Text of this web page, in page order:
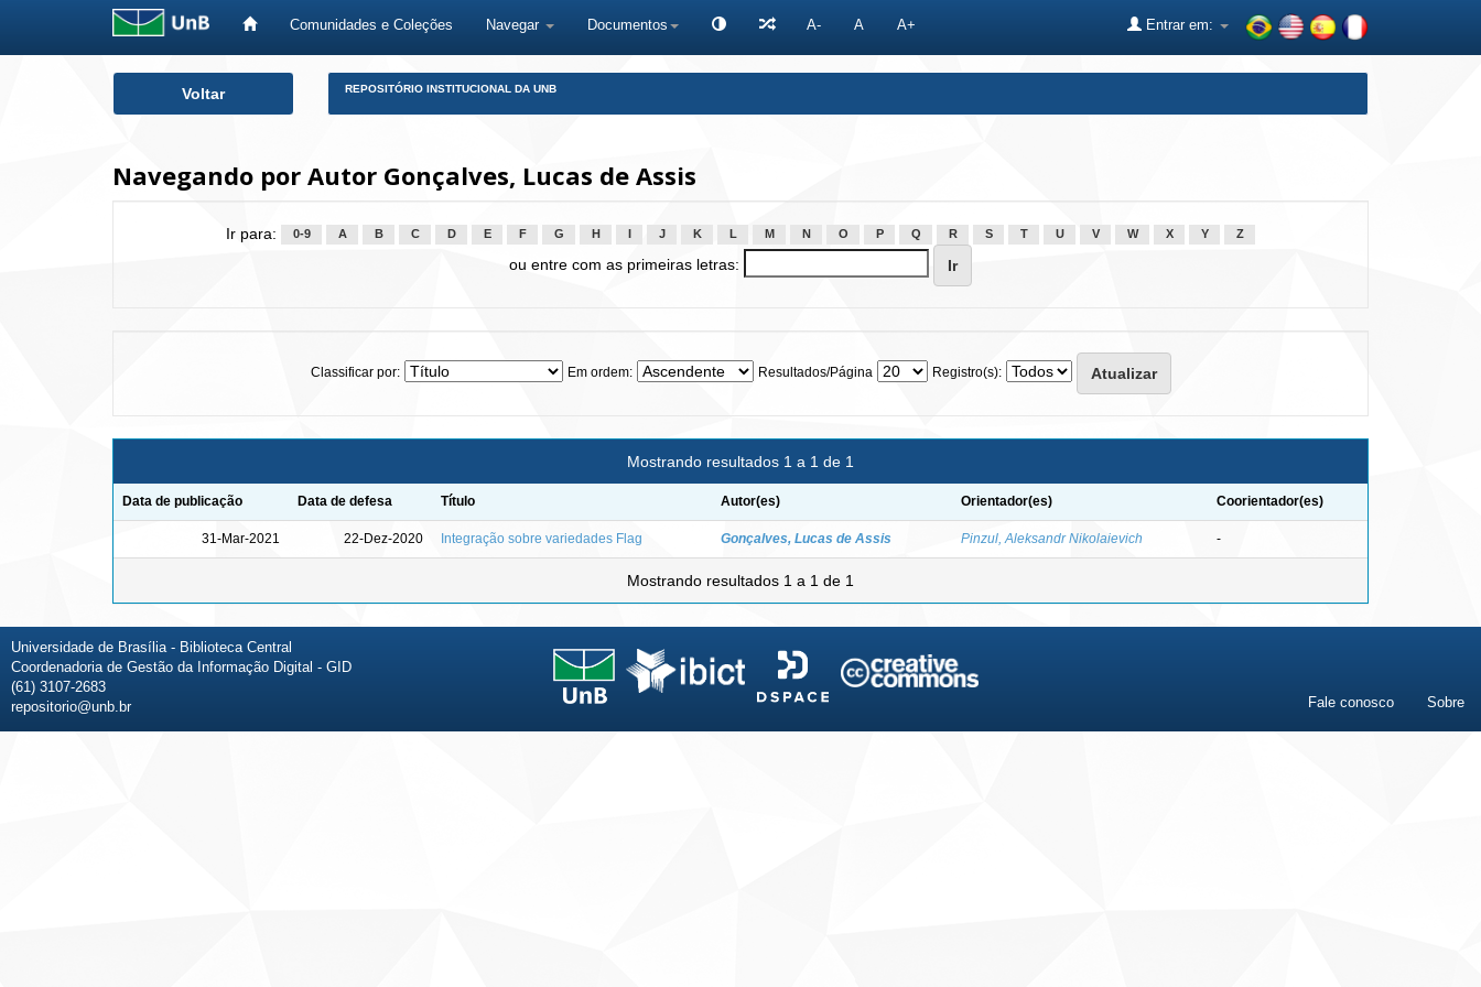
Comunidades e Coleções Navegar Documentos A- A A+ Entrar em:
Voltar REPOSITÓRIO INSTITUCIONAL DA UNB
Navegando por Autor Gonçalves, Lucas de Assis
Ir para: 0-9 A B C D E F G H J K L M N O P Q R S T U V W X Y Z
ou entre com as primeiras letras:
Classificar por: Em ordem: Resultados/Página Registro(s):
Mostrando resultados 1 a 1 de 1
Data de publicação Data de defesa Título Autor(es) Orientador(es) Coorientador(es)
31-Mar-2021 22-Dez-2020 Integração sobre variedades Flag Gonçalves, Lucas de Assis Pinzul, Aleksandr Nikolaievich -
Mostrando resultados 1 a 1 de 1
Universidade de Brasília - Biblioteca Central
Coordenadoria de Gestão da Informação Digital - GID
(61) 3107-2683
repositorio@unb.br
Fale conosco Sobre